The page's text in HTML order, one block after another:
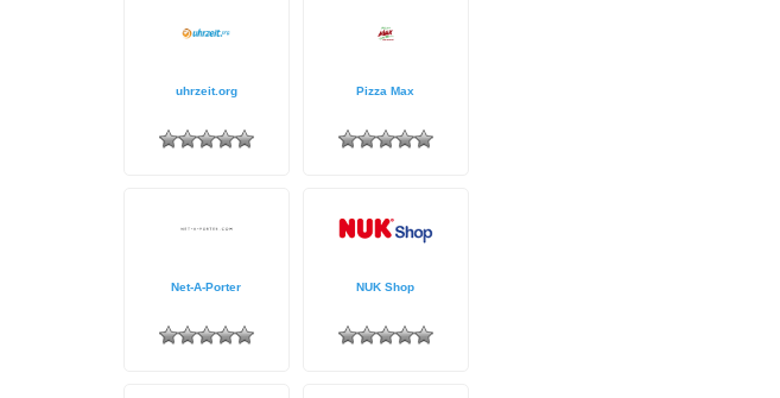
uhrzeit.org Pizza Max
Net-A-Porter NUK Shop